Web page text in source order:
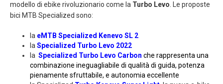
modello di ebike rivoluzionario come la Turbo Levo. Le proposte
bici MTB Specialized sono:
la eMTB Specialized Kenevo SL 2
laSpecialized Turbo Levo 2022
la Specialized Turbo Levo Carbon che rappresenta una
combinazione ineguagliabile di qualità di guida, potenza
pienamente sfruttabile, e autonomia eccellente